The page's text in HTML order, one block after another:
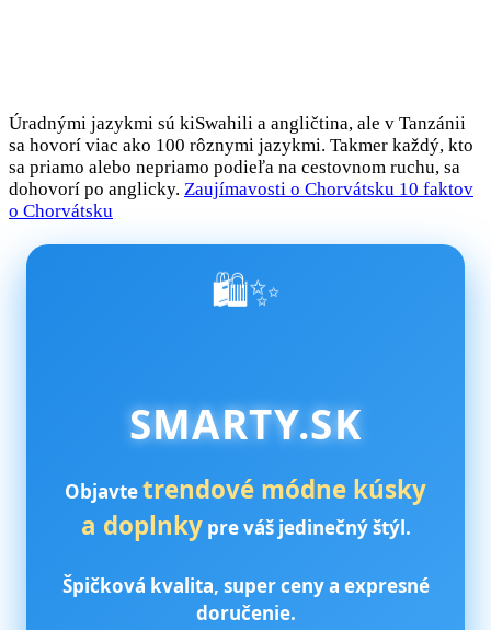
Úradnými jazykmi sú kiSwahili a angličtina, ale v Tanzánii
sa hovorí viac ako 100 rôznymi jazykmi. Takmer každý, kto
sa priamo alebo nepriamo podieľa na cestovnom ruchu, sa
dohovorí po anglicky. Zaujímavosti o Chorvátsku 10 faktov
o Chorvátsku
🛍️✨
SMARTY.SK
Objavtetrendové módne kúsky
a doplnkypre váš jedinečný štýl.
Špičková kvalita, super ceny a expresné
doručenie.